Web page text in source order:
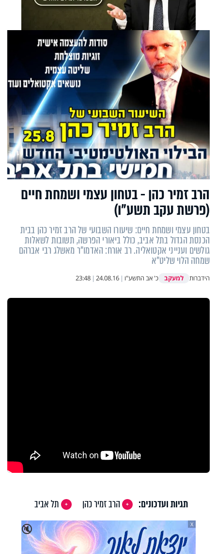
הרב זמיר כהן - בטחון עצמי ושמחת חיים
(פרשת עקב תשע"ו)
בטחון עצמי ושמחת חיים: שיעורו השבועי של הרב זמיר כהן בבית
הכנסת הגדול בתל אביב, כולל ביאורי הפרשה, תשובות לשאלות
גולשים וענייני אקטואליה. רב אורח: האדמו"ר מאשלג רבי אברהם
שמחה הלוי שליט"א
הידברות למעקב כ' אב התשע"ו |
24.08.16
|
23:48
תגיות ועדכונים: הרב זמיר כהן
תל אביב
🔇
X